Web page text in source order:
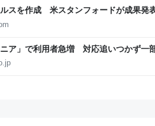
スを作成 米スタンフォードが成果発
ア」で利用者急増 対応追いつかず一
プリに」